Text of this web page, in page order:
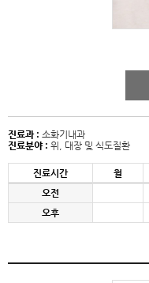
진료과 : 소화기내과
진료분야 : 위, 대장 및 식도질환
진료시간 월
오전
오후